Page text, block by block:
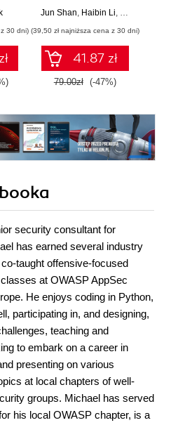
30 dni)
wartościowe
zaawansowany
SQL na potrzeby
praktycznych
zastosowań.
Wydanie IV
Jun Shan, Haibin Li, Matt Goldwasser
(39,50 zł najniższa cena z 30 dni)
41.87 zł
79.00zł (-47%)
security consultant for
has earned several industry
taught offensive-focused
at OWASP AppSec
He enjoys coding in Python,
participating in, and designing,
teaching and
to embark on a career in
presenting on various
at local chapters of well-
groups. Michael has served
his local OWASP chapter, is a